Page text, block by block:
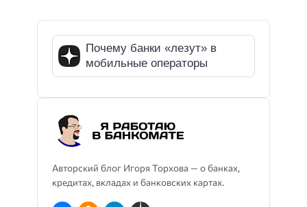
Авторский блог Игоря Торхова — о банках,
кредитах, вкладах и банковских картах.
Почему банки «лезут» в
мобильные операторы